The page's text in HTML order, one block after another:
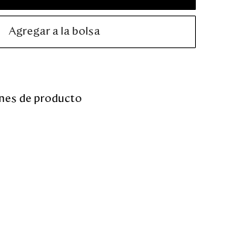
Agregar a la bolsa
de producto